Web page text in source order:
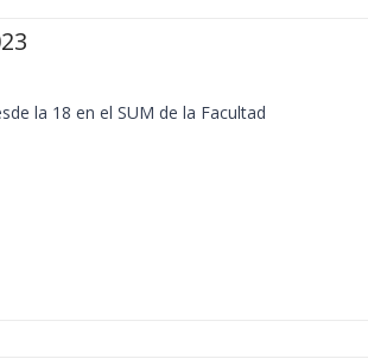
la 18 en el SUM de la Facultad